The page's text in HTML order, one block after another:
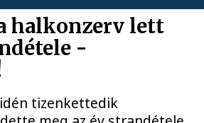
halkonzerv lett
-
tizenkettedik